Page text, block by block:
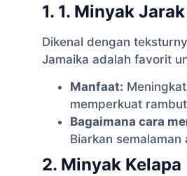
1. 1. Minyak
Dikenal dengan
Jamaika adalah favorit
Manfaat:
memperkuat
Bagaimana cara
Biarkan
2. Minyak Kelapa